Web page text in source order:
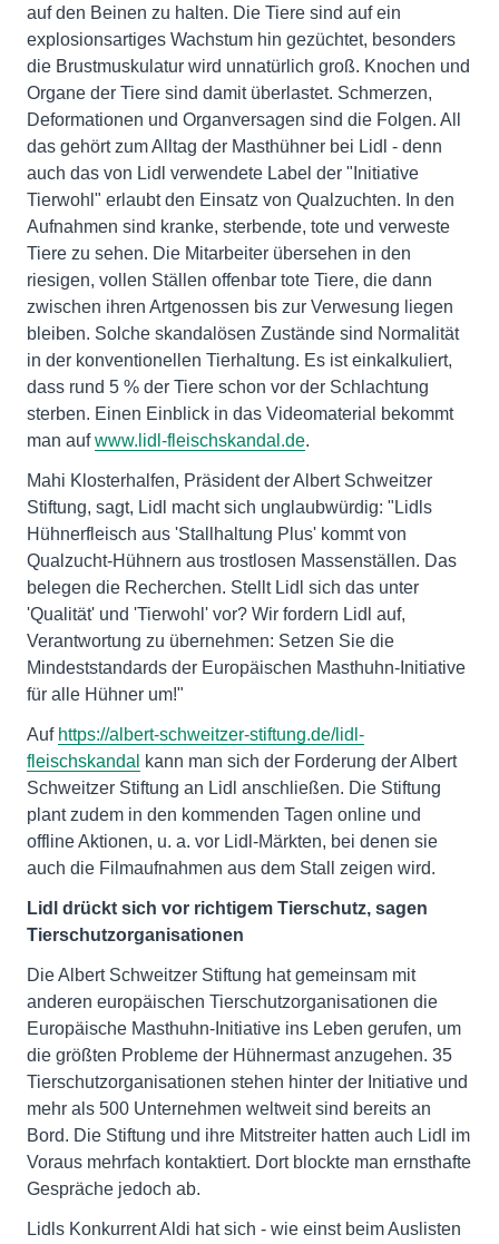
auf den Beinen zu halten. Die Tiere sind auf ein
explosionsartiges Wachstum hin gezüchtet, besonders
die Brustmuskulatur wird unnatürlich groß. Knochen und
Organe der Tiere sind damit überlastet. Schmerzen,
Deformationen und Organversagen sind die Folgen. All
das gehört zum Alltag der Masthühner bei Lidl - denn
auch das von Lidl verwendete Label der "Initiative
Tierwohl" erlaubt den Einsatz von Qualzuchten. In den
Aufnahmen sind kranke, sterbende, tote und verweste
Tiere zu sehen. Die Mitarbeiter übersehen in den
riesigen, vollen Ställen offenbar tote Tiere, die dann
zwischen ihren Artgenossen bis zur Verwesung liegen
bleiben. Solche skandalösen Zustände sind Normalität
in der konventionellen Tierhaltung. Es ist einkalkuliert,
dass rund 5 % der Tiere schon vor der Schlachtung
sterben. Einen Einblick in das Videomaterial bekommt
man aufwww.lidl-fleischskandal.de.
Mahi Klosterhalfen, Präsident der Albert Schweitzer
Stiftung, sagt, Lidl macht sich unglaubwürdig: "Lidls
Hühnerfleisch aus 'Stallhaltung Plus' kommt von
Qualzucht-Hühnern aus trostlosen Massenställen. Das
belegen die Recherchen. Stellt Lidl sich das unter
'Qualität' und 'Tierwohl' vor? Wir fordern Lidl auf,
Verantwortung zu übernehmen: Setzen Sie die
Mindeststandards der Europäischen Masthuhn-Initiative
für alle Hühner um!"
Auf https://albert-schweitzer-stiftung.de/lidl-
fleischskandal
kann man sich der Forderung der Albert
Schweitzer Stiftung an Lidl anschließen. Die Stiftung
plant zudem in den kommenden Tagen online und
offline Aktionen, u. a. vor Lidl-Märkten, bei denen sie
auch die Filmaufnahmen aus dem Stall zeigen wird.
Lidl drückt sich vor richtigem Tierschutz, sagen
Tierschutzorganisationen
Die Albert Schweitzer Stiftung hat gemeinsam mit
anderen europäischen Tierschutzorganisationen die
Europäische Masthuhn-Initiative ins Leben gerufen, um
die größten Probleme der Hühnermast anzugehen. 35
Tierschutzorganisationen stehen hinter der Initiative und
mehr als 500 Unternehmen weltweit sind bereits an
Bord. Die Stiftung und ihre Mitstreiter hatten auch Lidl im
Voraus mehrfach kontaktiert. Dort blockte man ernsthafte
Gespräche jedoch ab.
Lidls Konkurrent Aldi hat sich - wie einst beim Auslisten